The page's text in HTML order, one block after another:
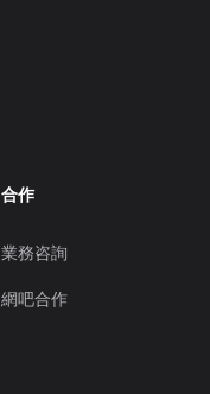
合作
業務咨詢
網吧合作